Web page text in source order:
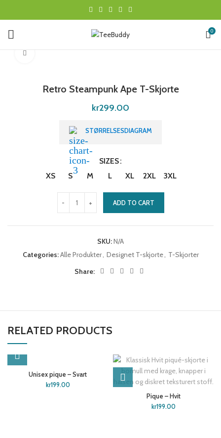
0
Retro Steampunk Ape T-Skjorte
kr299.00
STØRRELSESDIAGRAM
SIZES
XS
S M L XL 2XL 3XL
ADD TO CART
SKU:N/A
Categories:Alle Produkter, Designet T-skjorte, T-Skjorter
Share:
RELATED PRODUCTS
Unisex pique – Svart
kr199.00
Pique – Hvit
kr199.00